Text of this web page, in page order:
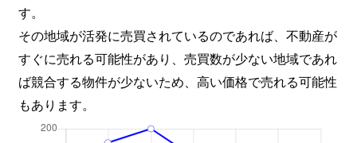
す。
その地域が活発に売買されているのであれば、不動産が
すぐに売れる可能性があり、売買数が少ない地域であれ
ば競合する物件が少ないため、高い価格で売れる可能性
もあります。